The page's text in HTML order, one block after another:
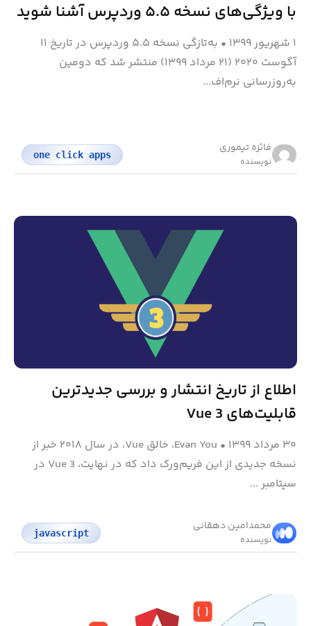
با ویژگی‌های نسخه ۵.۵ وردپرس آشنا شوید
۱ شهریور ۱۳۹۹ •
به‌تازگی نسخه ۵.۵ وردپرس در تاریخ ۱۱
آگوست ۲۰۲۰ (۲۱ مرداد ۱۳۹۹) منتشر شد که دومین
به‌روزرسانی نرم‌اف...
فائزه تیموری
نویسنده
one click apps
اطلاع از تاریخ انتشار و بررسی جدیدترین
قابلیت‌های Vue 3
۳۰ مرداد ۱۳۹۹ •
Evan You، خالق Vue، در سال ۲۰۱۸ خبر از
نسخه جدیدی از این فریم‌ورک داد که در نهایت، Vue 3 در
سپتامبر ...
محمد‌امین دهقانی
نویسنده
javascript